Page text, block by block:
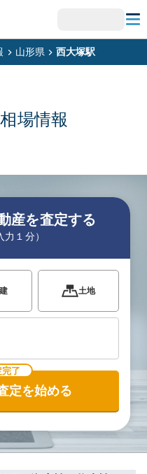
山形県 西大塚駅
場情報
産を査定する
力１分）
土地
了
定を始める